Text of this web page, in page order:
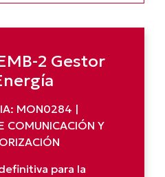
2 Gestor
MON0284 |
COMUNICACIÓN Y
para la